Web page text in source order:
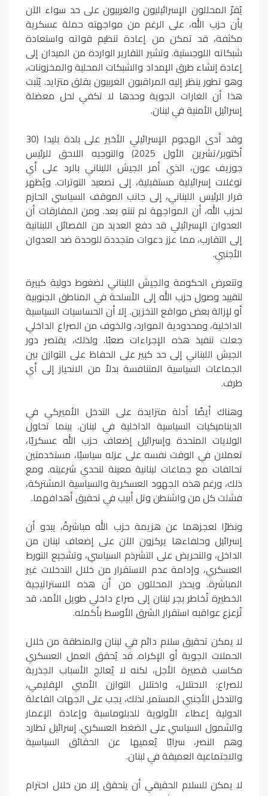
يُقرّ المحللون الإسرائيليون والغربيون على حد سواء الآن
بأن حزب الله، على الرغم من مواجهته حملة عسكرية
مكثفة، قد تمكن من إعادة تنظيم قواته واستعادة
شبكاته اللوجستية. وتشير التقارير الواردة من الميدان إلى
إعادة إنشاء طرق الإمداد والشبكات المحلية والمخزونات،
وهو تطور ينظر إليه المراقبون الغربيون بقلق متزايد. يُثبت
هذا أن الغارات الجوية وحدها لا تكفي لحل معضلة
إسرائيل الأمنية في لبنان.
وقد أدى الهجوم الإسرائيلي الأخير على بلدة بليدا (30
أكتوبر/تشرين الأول 2025) والتوجيه اللاحق للرئيس
جوزيف عون، الذي أمر الجيش اللبناني بالرد على أي
توغلات إسرائيلية مستقبلية، إلى تصعيد التوترات. ويُظهر
قرار الرئيس اللبناني، إلى جانب الموقف السياسي الحازم
لحزب الله، أن المواجهة لم تنتهِ بعد. ومن المفارقات أن
العدوان الإسرائيلي قد دفع العديد من الفصائل اللبنانية
إلى التقارب، مما عزز دعوات متجددة للوحدة ضد العدوان
الأجنبي.
وتتعرض الحكومة والجيش اللبناني لضغوط دولية كبيرة
لتقييد وصول حزب الله إلى الأسلحة في المناطق الجنوبية
أو لإزالة بعض مواقع التخزين. إلا أن الحساسيات السياسية
الداخلية، ومحدودية الموارد، والخوف من الصراع الداخلي
جعلت تنفيذ هذه الإجراءات صعبًا. ولذلك، يقتصر دور
الجيش اللبناني إلى حد كبير على الحفاظ على التوازن بين
الجماعات السياسية المتنافسة بدلاً من الانحياز إلى أي
طرف.
وهناك أيضًا أدلة متزايدة على التدخل الأميركي في
الديناميكيات السياسية الداخلية في لبنان. بينما تحاول
الولايات المتحدة وإسرائيل إضعاف حزب الله عسكريًا،
تعملان في الوقت نفسه على عزله سياسيًا، مستخدمتين
تحالفات مع جماعات لبنانية معينة لتحدي شرعيته. ومع
ذلك، ورغم هذه الجهود العسكرية والسياسية المشتركة،
فشلت كل من واشنطن وتل أبيب في تحقيق أهدافهما.
ونظرًا لعجزهما عن هزيمة حزب الله مباشرةً، يبدو أن
إسرائيل وحلفاءها يركزون الآن على إضعاف لبنان من
الداخل، والتحريض على التشرذم السياسي، وتشجيع التورط
العسكري، وإدامة عدم الاستقرار من خلال التدخلات غير
المباشرة. ويحذر المحللون من أن هذه الاستراتيجية
الخطيرة تُخاطر بجر لبنان إلى صراع داخلي طويل الأمد، قد
تُزعزع عواقبه استقرار الشرق الأوسط بأكمله.
لا يمكن تحقيق سلام دائم في لبنان والمنطقة من خلال
الحملات الجوية أو الإكراه. قد يُحقق العمل العسكري
مكاسب قصيرة الأجل، لكنه لا يُعالج الأسباب الجذرية
للصراع: الاحتلال، واختلال التوازن الأمني الإقليمي،
والتدخل الأجنبي المستمر. لذلك، يجب على الجهات الفاعلة
الدولية إعطاء الأولوية للدبلوماسية وإعادة الإعمار
والشمول السياسي على الضغط العسكري. إسرائيل تطارد
وهم النصر، سرابًا يُعميها عن الحقائق السياسية
والاجتماعية العميقة في لبنان.
لا يمكن للسلام الحقيقي أن يتحقق إلا من خلال احترام